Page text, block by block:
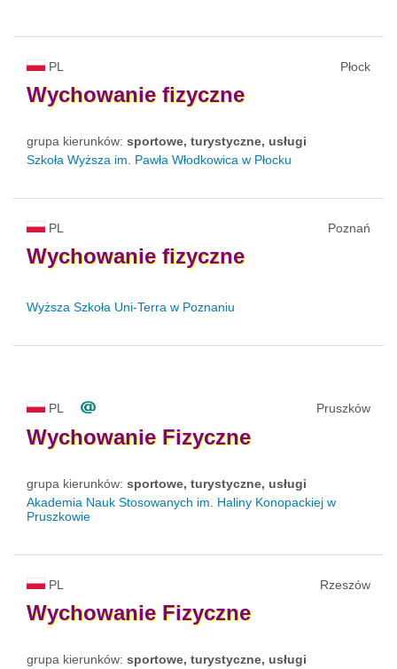
PL Płock
Wychowanie fizyczne
grupa kierunków: sportowe, turystyczne, usługi
Szkoła Wyższa im. Pawła Włodkowica w Płocku
PL Poznań
Wychowanie fizyczne
Wyższa Szkoła Uni-Terra w Poznaniu
PL Pruszków
Wychowanie Fizyczne
grupa kierunków: sportowe, turystyczne, usługi
Akademia Nauk Stosowanych im. Haliny Konopackiej w
Pruszkowie
PL Rzeszów
Wychowanie Fizyczne
grupa kierunków: sportowe, turystyczne, usługi